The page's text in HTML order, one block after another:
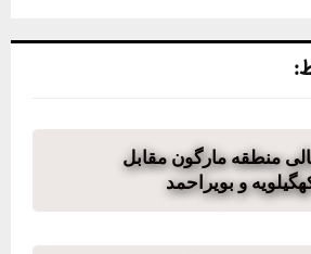
منطقه مارگون مقابل
و بویراحمد